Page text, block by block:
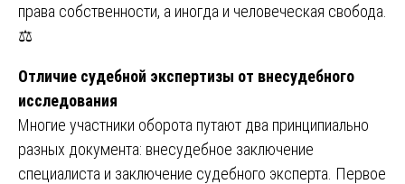
права собственности, а иногда и человеческая свобода.
⚖️
Отличие судебной экспертизы от внесудебного
исследования
Многие участники оборота путают два принципиально
разных документа: внесудебное заключение
специалиста и заключение судебного эксперта. Первое